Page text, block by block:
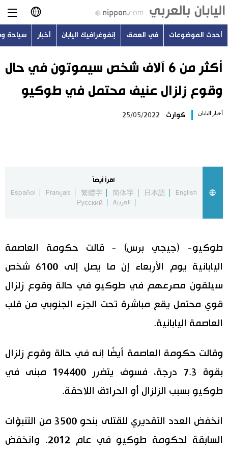
日本語
English
简体字
Русский
أحدث الموضوعات
اليابان في فيديو
مانغا وأنيمي
علوم وتكنولوجيا
صور
أشخاص
تجارب وآراء
سياسة
الأكثر تفاعلا
اللغة اليابانية
موسوعة اليابان
تواصل معنا
أحدث الموضوعات في العمق إنفوغرافيك اليابان أخبار سياحة
أكثر من 6 آلاف شخص سيموتون في حال
وقوع زلزال عنيف محتمل في طوكيو
أخبار اليابان كوارث 25/05/2022
اقرأ أيضاً
English
日本語
简体字
繁體字
Français
Español
العربية
Русский
طوكيو- (جيجي برس) - قالت حكومة العاصمة
اليابانية يوم الأربعاء إن ما يصل إلى 6100 شخص
سيلقون مصرعهم في طوكيو في حالة وقوع زلزال
قوي محتمل يقع مباشرة تحت الجزء الجنوبي من قلب
العاصمة اليابانية.
وقالت حكومة العاصمة أيضًا إنه في حالة وقوع زلزال
بقوة 7.3 درجة، فسوف يتضرر 194400 مبنى في
طوكيو بسبب الزلزال أو الحرائق اللاحقة.
انخفض العدد التقديري للقتلى بنحو 3500 من التنبؤات
السابقة لحكومة طوكيو في عام 2012. وانخفض